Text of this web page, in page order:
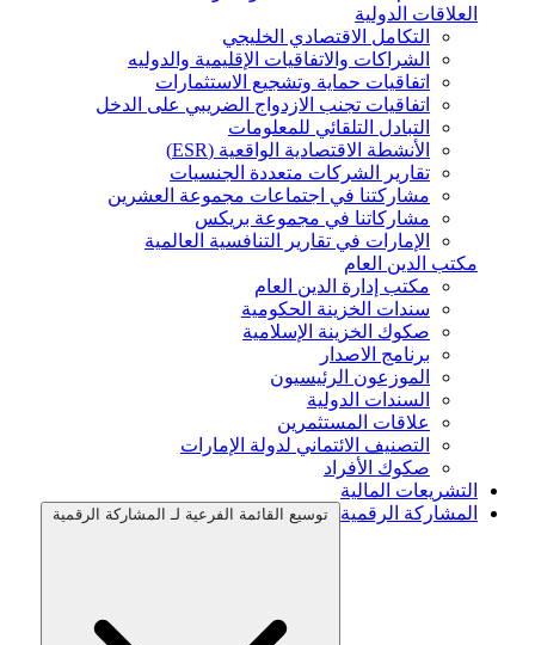
العلاقات الدولية
التكامل الاقتصادي الخليجي
الشراكات والاتفاقيات الإقليمية والدوليه
اتفاقيات حماية وتشجيع الاستثمارات
اتفاقيات تجنب الازدواج الضريبي على الدخل
التبادل التلقائي للمعلومات
الأنشطة الاقتصادية الواقعية (ESR)
تقارير الشركات متعددة الجنسيات
مشاركتنا في اجتماعات مجموعة العشرين
مشاركاتنا في مجموعة بريكس
الإمارات في تقارير التنافسية العالمية
مكتب الدين العام
مكتب إدارة الدين العام
سندات الخزينة الحكومية
صكوك الخزينة الإسلامية
برنامج الاصدار
الموزعون الرئيسيون
السندات الدولية
علاقات المستثمرين
التصنيف الائتماني لدولة الإمارات
صكوك الأفراد
التشريعات المالية
المشاركة الرقمية
توسيع القائمة الفرعية لـ المشاركة الرقمية